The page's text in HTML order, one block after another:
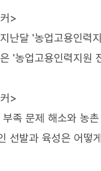
>
난달 '농업고용인력
'농업고용인력지원
>
족 문제 해소와 농
선발과 육성은 어떻